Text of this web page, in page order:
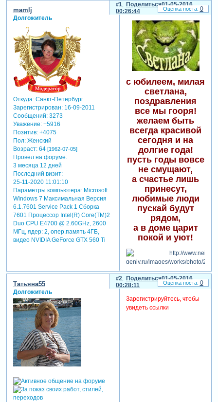
Поделиться
1
01-05-2016
00:26:44
mamlj
Долгожитель
Откуда:Санкт-Петербург
Зарегистрирован: 16-09-2011
Сообщений:3273
Уважение: +5916
Позитив: +4075
Пол:Женский
Возраст:64 [1962-07-05]
Провел на форуме:
3 месяца 12 дней
Последний визит:
25-11-2020 11:01:10
Параметры компьютера:Microsoft
Windows 7 Максимальная Версия
6.1.7601 Service Pack 1 Сборка
7601 Процессор Intel(R) Core(TM)2
Duo CPU E4700 @ 2.60GHz, 2600
МГц, ядер: 2, опер.память 4ГБ,
видео NVIDIA GeForce GTX 560 Ti
с юбилеем, милая
светлана,
поздравления
все мы гооря!
желаем быть
всегда красивой
сегодня и на
долгие года!
пусть годы вовсе
не смущают,
а счастье лишь
принесут,
любимые люди
пускай будут
рядом,
а в доме царит
покой и уют!
0
Поделиться
2
01-05-2016
00:28:11
Татьяна55
Долгожитель
Зарегистрируйтесь, чтобы
увидеть ссылки
0